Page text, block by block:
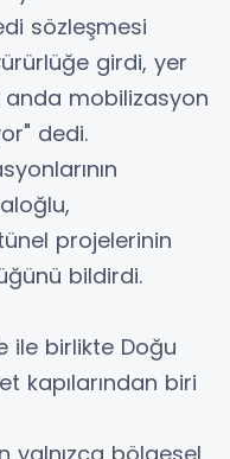
sözleşmesi
girdi, yer
anda mobilizasyon
dedi.
projelerinin
bildirdi.
ile birlikte Doğu
kapılarından biri